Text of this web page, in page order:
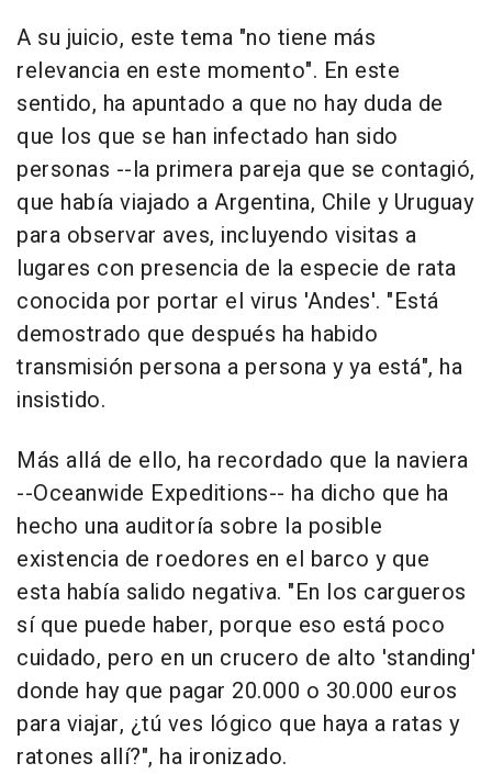
A su juicio, este tema "no tiene más
relevancia en este momento". En este
sentido, ha apuntado a que no hay duda de
que los que se han infectado han sido
personas --la primera pareja que se contagió,
que había viajado a Argentina, Chile y Uruguay
para observar aves, incluyendo visitas a
lugares con presencia de la especie de rata
conocida por portar el virus 'Andes'. "Está
demostrado que después ha habido
transmisión persona a persona y ya está", ha
insistido.
Más allá de ello, ha recordado que la naviera
--Oceanwide Expeditions-- ha dicho que ha
hecho una auditoría sobre la posible
existencia de roedores en el barco y que
esta había salido negativa. "En los cargueros
sí que puede haber, porque eso está poco
cuidado, pero en un crucero de alto 'standing'
donde hay que pagar 20.000 o 30.000 euros
para viajar, ¿tú ves lógico que haya a ratas y
ratones allí?", ha ironizado.